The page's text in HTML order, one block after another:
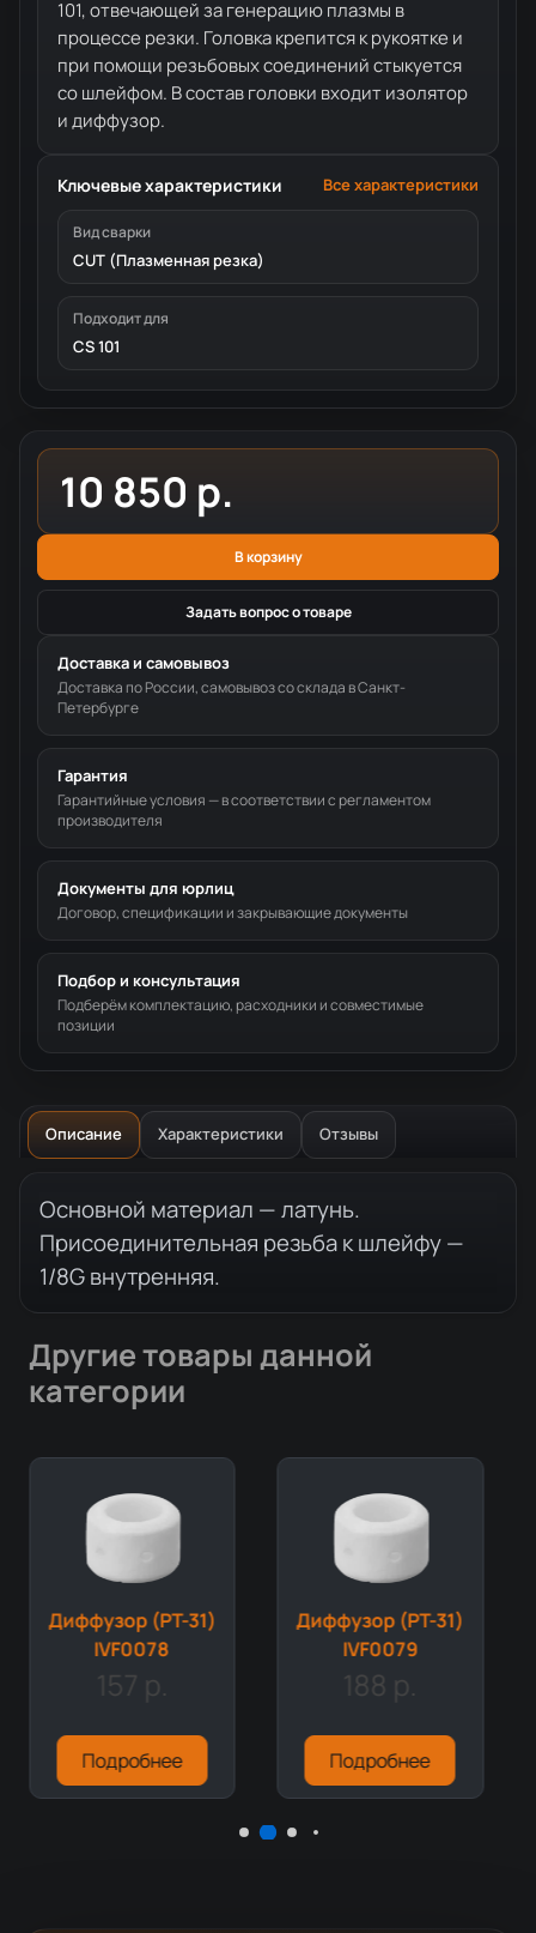
101, отвечающей за генерацию плазмы в
процессе резки. Головка крепится к рукоятке и
при помощи резьбовых соединений стыкуется
со шлейфом. В состав головки входит изолятор
и диффузор.
Ключевые характеристики Все характеристики
Вид сварки
CUT (Плазменная резка)
Подходит для
CS 101
10 850 р.
В корзину
Задать вопрос о товаре
Доставка и самовывоз
Доставка по России, самовывоз со склада в Санкт-
Петербурге
Гарантия
Гарантийные условия — в соответствии с регламентом
производителя
Документы для юрлиц
Договор, спецификации и закрывающие документы
Подбор и консультация
Подберём комплектацию, расходники и совместимые
позиции
Описание Характеристики Отзывы
Описание товара
Основной материал — латунь.
Присоединительная резьба к шлейфу —
1/8G внутренняя.
Другие товары данной
категории
Диффузор (PT-31)
IVF0078
157 р.
Подробнее
Диффузор (PT-31)
IVF0079
188 р.
Подробнее